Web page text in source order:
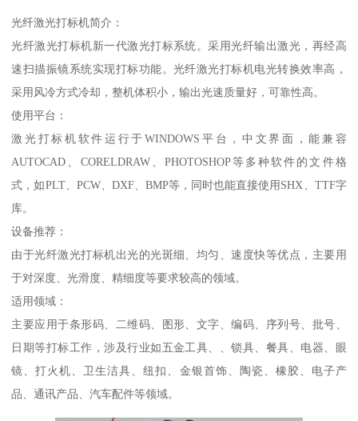
光纤激光打标机简介：
光纤激光打标机新一代激光打标系统。采用光纤输出激光，再经高
速扫描振镜系统实现打标功能。光纤激光打标机电光转换效率高，
采用风冷方式冷却，整机体积小，输出光速质量好，可靠性高。
使用平台：
激光打标机软件运行于WINDOWS平台，中文界面，能兼容
AUTOCAD、CORELDRAW、PHOTOSHOP等多种软件的文件格
式，如PLT、PCW、DXF、BMP等，同时也能直接使用SHX、TTF字
库。
设备推荐：
由于光纤激光打标机出光的光斑细、均匀、速度快等优点，主要用
于对深度、光滑度、精细度等要求较高的领域。
适用领域：
主要应用于条形码、二维码、图形、文字、编码、序列号、批号、
日期等打标工作，涉及行业如五金工具、、锁具、餐具、电器、眼
镜、打火机、卫生洁具、纽扣、金银首饰、陶瓷、橡胶、电子产
品、通讯产品、汽车配件等领域。